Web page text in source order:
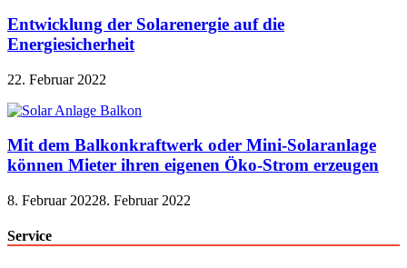
Entwicklung der Solarenergie auf die
Energiesicherheit
22. Februar 2022
Mit dem Balkonkraftwerk oder Mini-Solaranlage
können Mieter ihren eigenen Öko-Strom erzeugen
8. Februar 20228. Februar 2022
Service